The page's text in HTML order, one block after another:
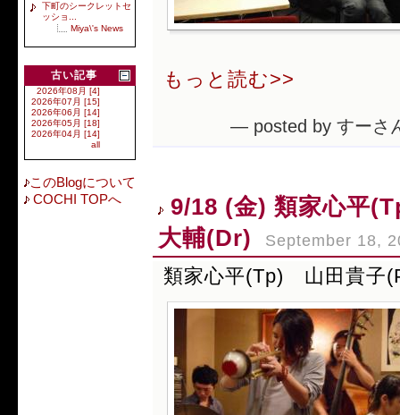
下町のシークレットセ
ッショ...
Miya\'s News
古い記事
2026年08月 [4]
2026年07月 [15]
2026年06月 [14]
2026年05月 [18]
2026年04月 [14]
all
このBlogについて
COCHI TOPへ
もっと読む>>
— posted by すーさ
9/18 (金) 類家心
大輔(Dr)
September 18,
類家心平(Tp) 山田貴